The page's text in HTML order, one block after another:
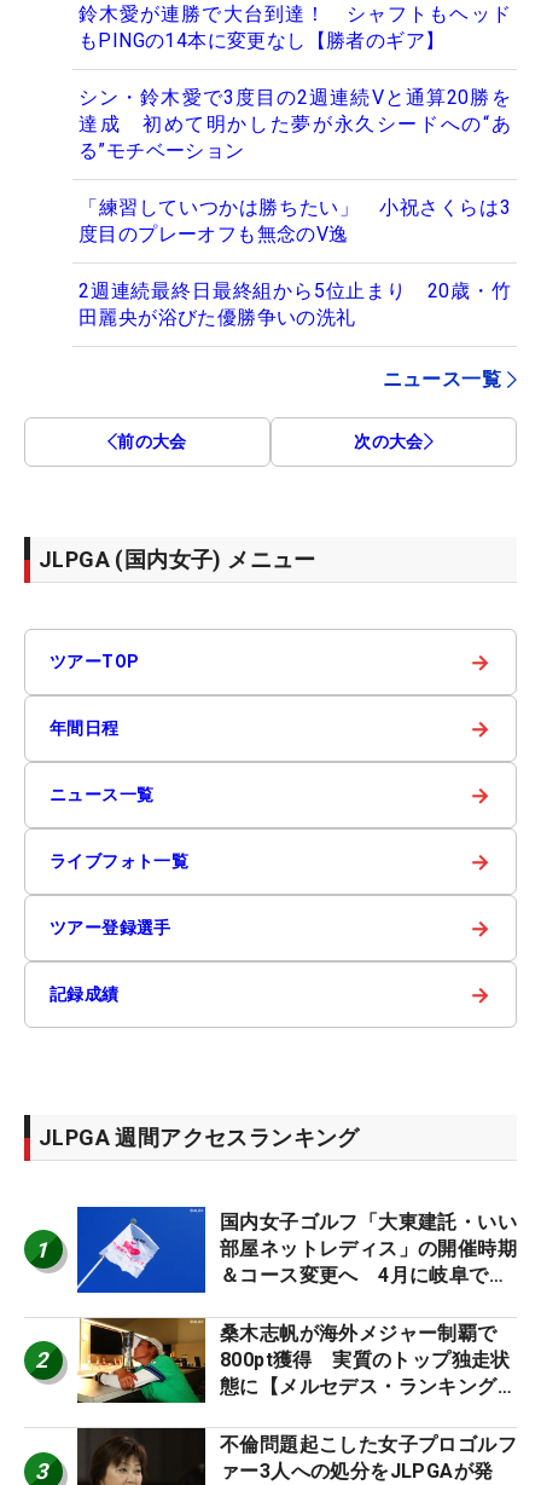
鈴木愛が連勝で大台到達！ シャフトもヘッド
もPINGの14本に変更なし【勝者のギア】
シン・鈴木愛で3度目の2週連続Vと通算20勝を
達成 初めて明かした夢が永久シードへの“あ
る”モチベーション
「練習していつかは勝ちたい」 小祝さくらは3
度目のプレーオフも無念のV逸
2週連続最終日最終組から5位止まり 20歳・竹
田麗央が浴びた優勝争いの洗礼
ニュース一覧
前の大会 次の大会
JLPGA (国内女子) メニュー
ツアーTOP →
年間日程 →
ニュース一覧 →
ライブフォト一覧 →
ツアー登録選手 →
記録成績 →
JLPGA 週間アクセスランキング
1
国内女子ゴルフ「大東建託・いい
部屋ネットレディス」の開催時期
＆コース変更へ 4月に岐阜で開
2
桑木志帆が海外メジャー制覇で
800pt獲得 実質のトップ独走状
態に【メルセデス・ランキング番
3
不倫問題起こした女子プロゴルフ
ァー3人への処分をJLPGAが発